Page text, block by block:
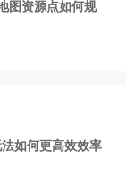
图资源点如何规
如何更高效效率